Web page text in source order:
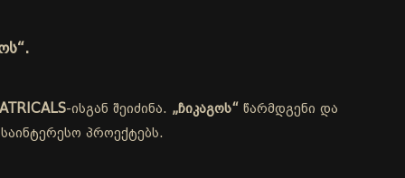
-ისგან შეიძინა. „ჩიკაგოს“ წარმდგენი და
პროექტებს.